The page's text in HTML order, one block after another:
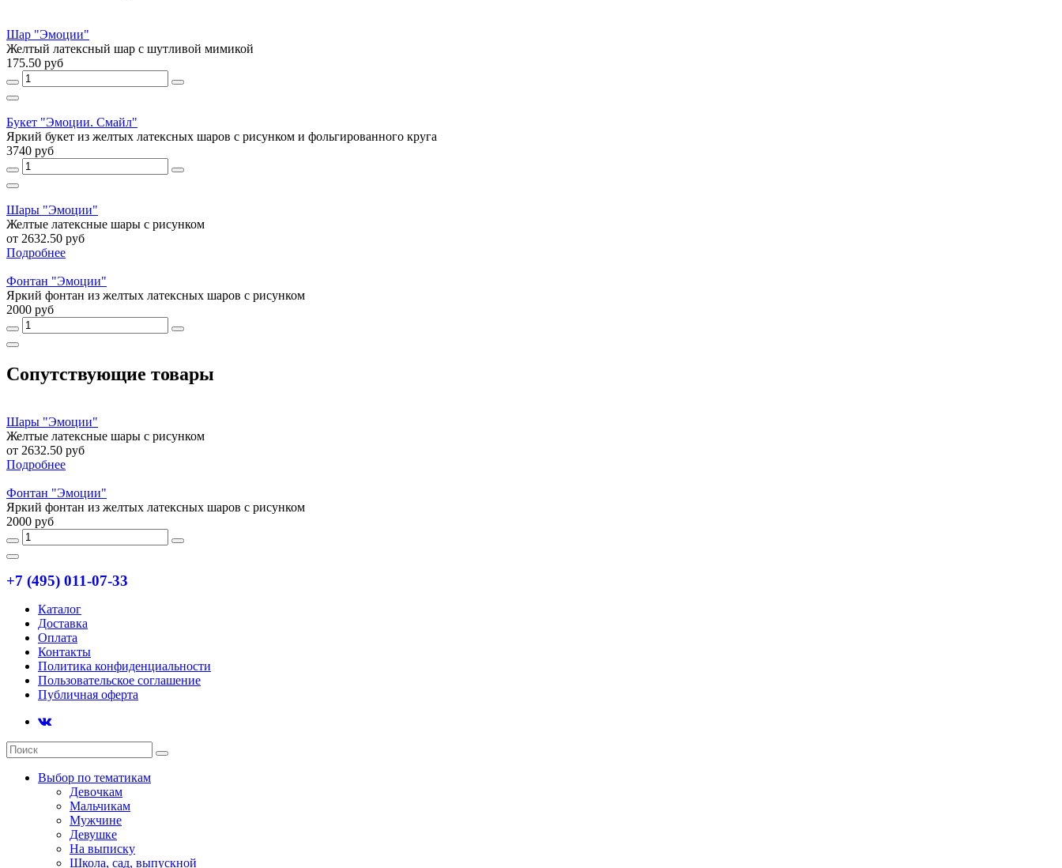
Шар "Эмоции"
Желтый латексный шар с шутливой мимикой
175.50 руб
Букет "Эмоции. Смайл"
Яркий букет из желтых латексных шаров с рисунком и фольгированного круга
3740 руб
Шары "Эмоции"
Желтые латексные шары с рисунком
от 2632.50 руб
Подробнее
Фонтан "Эмоции"
Яркий фонтан из желтых латексных шаров с рисунком
2000 руб
Сопутствующие товары
Шары "Эмоции"
Желтые латексные шары с рисунком
от 2632.50 руб
Подробнее
Фонтан "Эмоции"
Яркий фонтан из желтых латексных шаров с рисунком
2000 руб
+7 (495) 011-07-33
Каталог
Доставка
Оплата
Контакты
Политика конфиденциальности
Пользовательское соглашение
Публичная оферта
Выбор по тематикам
Девочкам
Мальчикам
Мужчине
Девушке
На выписку
Школа, сад, выпускной